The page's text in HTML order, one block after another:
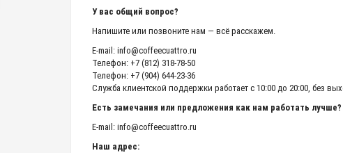
У вас общий вопрос?
Напишите или позвоните нам — всё расскажем.
E-mail: info@coffeecuattro.ru
Телефон: +7 (812) 318-78-50
Телефон: +7 (904) 644-23-36
Служба клиентской поддержки работает с 10:00 до 20:00, без
Есть замечания или предложения как нам работать лучше?
E-mail: info@coffeecuattro.ru
Наш адрес: